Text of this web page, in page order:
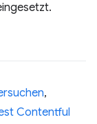
,
Contentful